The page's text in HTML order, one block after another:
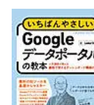
無料BI
ポータ
シュボ
7月31日